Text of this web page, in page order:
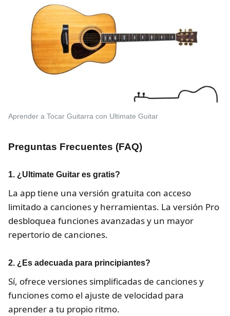
Aprender a Tocar Guitarra con Ultimate Guitar
Preguntas Frecuentes (FAQ)
1. ¿Ultimate Guitar es gratis?
La app tiene una versión gratuita con acceso
limitado a canciones y herramientas. La versión Pro
desbloquea funciones avanzadas y un mayor
repertorio de canciones.
2. ¿Es adecuada para principiantes?
Sí, ofrece versiones simplificadas de canciones y
funciones como el ajuste de velocidad para
aprender a tu propio ritmo.